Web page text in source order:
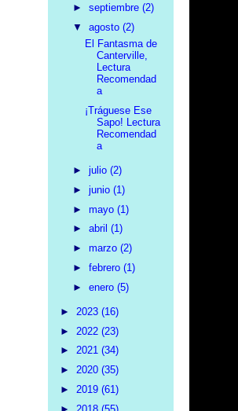
► septiembre (2)
▼ agosto (2)
El Fantasma de
Canterville,
Lectura
Recomendad
a
¡Tráguese Ese
Sapo! Lectura
Recomendad
a
► julio (2)
► junio (1)
► mayo (1)
► abril (1)
► marzo (2)
► febrero (1)
► enero (5)
► 2023 (16)
► 2022 (23)
► 2021 (34)
► 2020 (35)
► 2019 (61)